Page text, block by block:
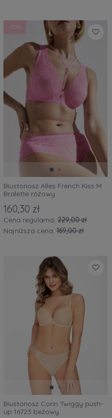
Biustonosz Alles French Kiss M
Bralette różowy
160,30 zł
Cena regularna: 229,00 zł
Najniższa cena: 169,00 zł
-30%
Biustonosz Corin Twiggy push-
up 16723 beżowy